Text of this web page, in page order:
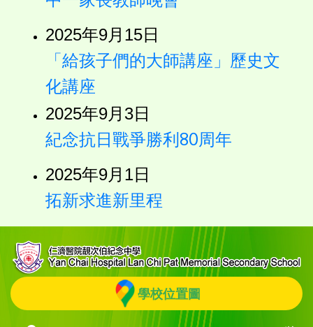
2025年9月15日
「給孩子們的大師講座」歷史文
化講座
2025年9月3日
紀念抗日戰爭勝利80周年
2025年9月1日
拓新求進新里程
學校位置圖